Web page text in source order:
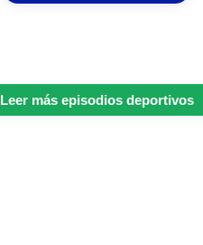
Leer más episodios deportivos